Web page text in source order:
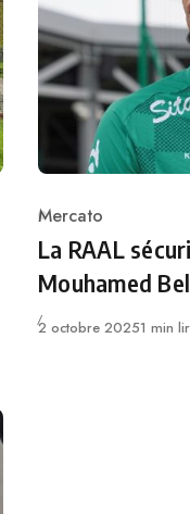
Category
Mercato
La RAAL
Mouhamed
Publié
2 octobre 20251 min